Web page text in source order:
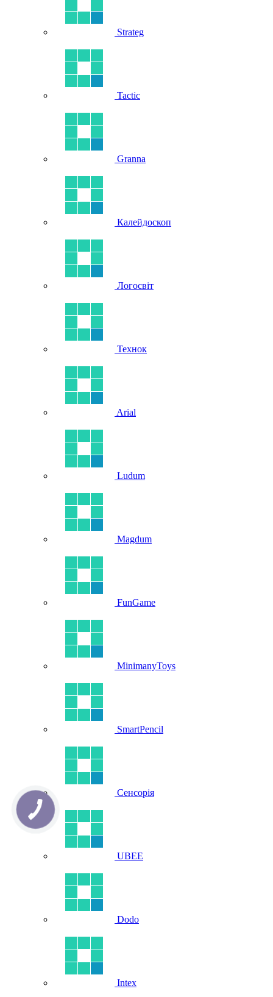
Strateg
Tactic
Granna
Калейдоскоп
Логосвіт
Технок
Arial
Ludum
Magdum
FunGame
MinimanyToys
SmartPencil
Сенсорія
UBEE
Dodo
Intex